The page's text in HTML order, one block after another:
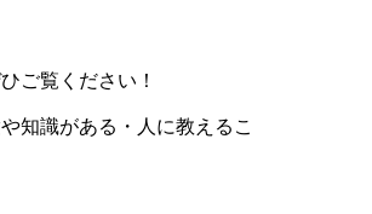
ご覧ください！
知識がある・人に教えるこ